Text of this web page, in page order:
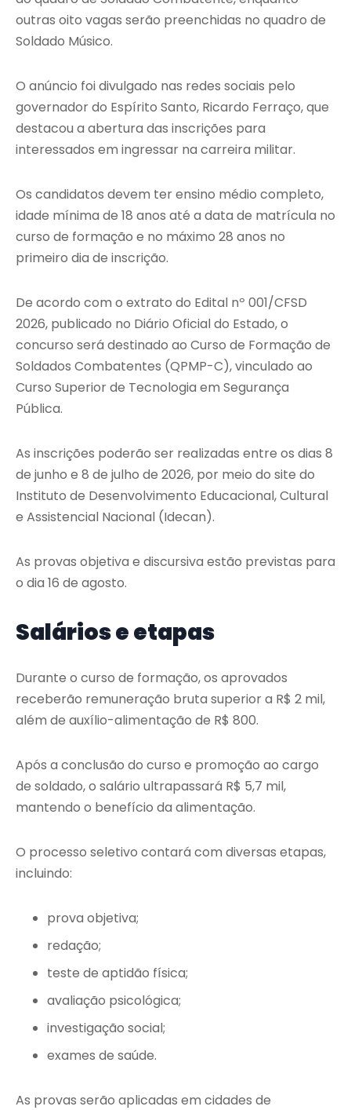
outras oito vagas serão preenchidas no quadro de
Soldado Músico.
O anúncio foi divulgado nas redes sociais pelo
governador do Espírito Santo, Ricardo Ferraço, que
destacou a abertura das inscrições para
interessados em ingressar na carreira militar.
Os candidatos devem ter ensino médio completo,
idade mínima de 18 anos até a data de matrícula no
curso de formação e no máximo 28 anos no
primeiro dia de inscrição.
De acordo com o extrato do Edital nº 001/CFSD
2026, publicado no Diário Oficial do Estado, o
concurso será destinado ao Curso de Formação de
Soldados Combatentes (QPMP-C), vinculado ao
Curso Superior de Tecnologia em Segurança
Pública.
As inscrições poderão ser realizadas entre os dias 8
de junho e 8 de julho de 2026, por meio do site do
Instituto de Desenvolvimento Educacional, Cultural
e Assistencial Nacional (Idecan).
As provas objetiva e discursiva estão previstas para
o dia 16 de agosto.
Salários e etapas
Durante o curso de formação, os aprovados
receberão remuneração bruta superior a R$ 2 mil,
além de auxílio-alimentação de R$ 800.
Após a conclusão do curso e promoção ao cargo
de soldado, o salário ultrapassará R$ 5,7 mil,
mantendo o benefício da alimentação.
O processo seletivo contará com diversas etapas,
incluindo:
prova objetiva;
redação;
teste de aptidão física;
avaliação psicológica;
investigação social;
exames de saúde.
As provas serão aplicadas em cidades de